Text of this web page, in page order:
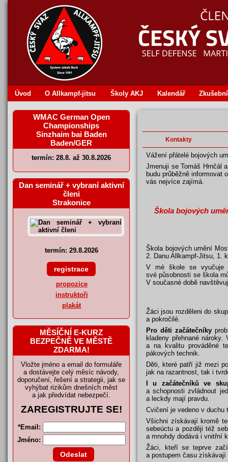
Úvod O Allkampf‐jitsu Školy AKJ Kalendář
Kontakty
Vážení přátelé bojových
Jmenuji se Tomáš Hrnčál
budu průběžně
vás nejvíce zajímá.
Škola bojových
Škola bojových umění
2. Danu Allkampf-Jitsu, 1.
V mé škole se vyučuje
své působnosti se škola
V současné době
Žáci jsou rozděleni do
a pokročilé.
Pro děti začátečníky
kladeny přehnané
a na kvalitu prováděné
pákových technik.
Děti, které patří již mezi
jak na razantnost, tak i
I u začátečníků ve
a schopnosti zvládnout
a leckdy mají pravdu.
Cvičení je vedeno v duchu
Všichni získávají kromě
sebeúctu a později též
a mnohdy dodává i vnitřní
Žáci, kteří se teprve
a postupem času získávají
WMAC German Open
Championships
Sinzhaim bai Baden
Baden/GER
termín: 28.8. až 30.8.2026
Dan seminář + vybraní aktivní
členi
Strakonice
termín: 29.8.2026
propozice
instruktoři
plakát
MĚSÍČNÍ E-KURZ
BEZPEČNĚ VE MĚSTĚ
ZDARMA!
Vložte jméno a email do formuláře
a dostávejte celý měsíc návody,
doporučení, řešení a strategii, jak se
vyhýbat rizikům dnešních měst
a jak předvídat nebezpečí.
ZAREGISTRUJTE SE!
*Email:
Jméno: